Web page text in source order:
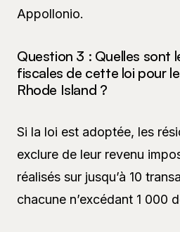
Appollonio.
Question 3 : Quelles sont
fiscales de cette loi pour
Rhode Island ?
Si la loi est adoptée, les
exclure de leur revenu
réalisés sur jusqu’à 10
chacune n’excédant 1 000